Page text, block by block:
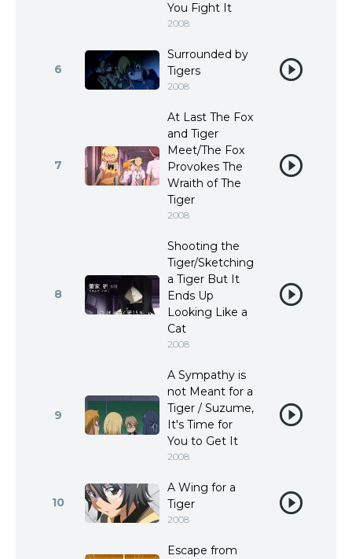
You Fight It
2008
6
Surrounded by
Tigers
2008
7
At Last The Fox
and Tiger
Meet/The Fox
Provokes The
Wraith of The
Tiger
2008
8
Shooting the
Tiger/Sketching
a Tiger But It
Ends Up
Looking Like a
Cat
2008
9
A Sympathy is
not Meant for a
Tiger / Suzume,
It's Time for
You to Get It
2008
10
A Wing for a
Tiger
2008
Escape from